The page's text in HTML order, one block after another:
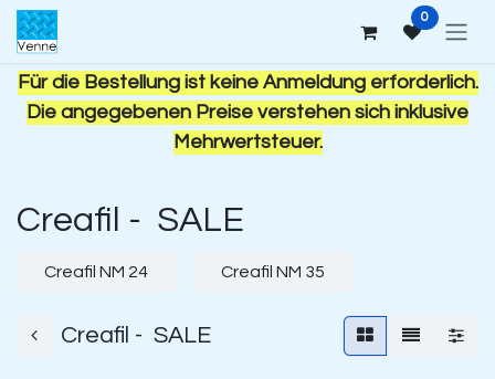
Zum Inhalt springen 0
Für die Bestellung ist keine Anmeldung erforderlich.
Die angegebenen Preise verstehen sich inklusive
Mehrwertsteuer.
Creafil - SALE
Creafil NM 24 Creafil NM 35
Creafil - SALE